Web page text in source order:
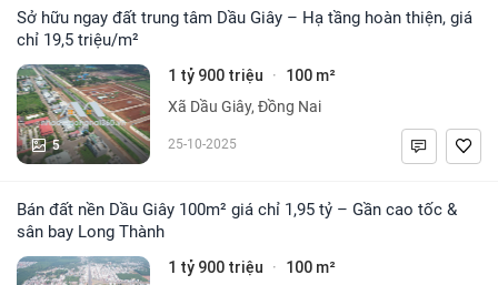
Sở hữu ngay đất trung tâm Dầu Giây – Hạ tầng hoàn thiện, giá
chỉ 19,5 triệu/m²
5
1 tỷ 900 triệu · 100 m²
Xã Dầu Giây, Đồng Nai
25-10-2025
Bán đất nền Dầu Giây 100m² giá chỉ 1,95 tỷ – Gần cao tốc &
sân bay Long Thành
1 tỷ 900 triệu · 100 m²